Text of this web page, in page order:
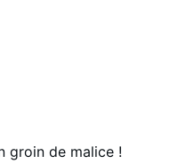
groin de malice !